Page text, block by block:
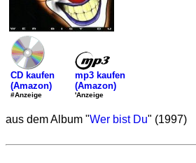
CD kaufen
(Amazon)
#Anzeige
mp3 kaufen
(Amazon)
'Anzeige
aus dem Album "Wer bist Du" (1997)